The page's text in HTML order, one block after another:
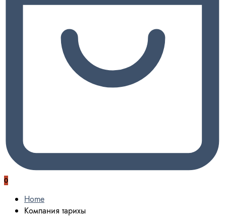
0
Home
Компания тарихы